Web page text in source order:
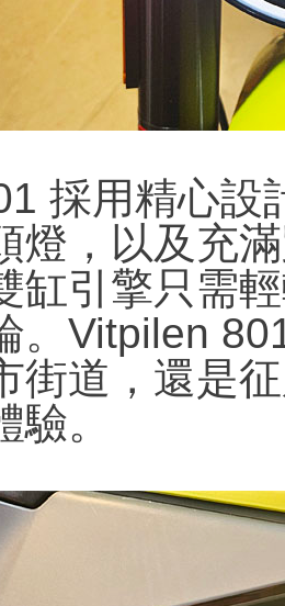
採用精心設
燈，以及充
缸引擎只需
。Vitpilen
街道，還是
。